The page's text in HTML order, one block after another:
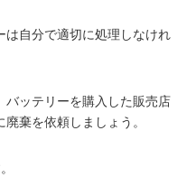
は自分で適切に処理しなけれ
バッテリーを購入した販売店
棄を依頼しましょう。